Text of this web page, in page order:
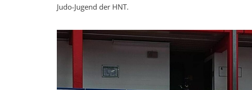
Judo-Jugend der HNT.